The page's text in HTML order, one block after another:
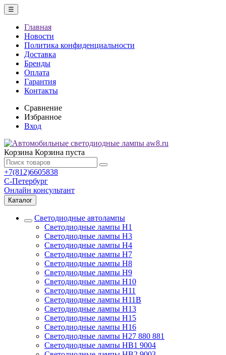
☰
Главная
Новости
Политика конфиденциальности
Доставка
Бренды
Оплата
Гарантия
Контакты
Сравнение
Избранное
Вход
Корзина Корзина пуста
+7(812)6605838
С-Петербург
Онлайн консультант
Каталог
Светодиодные автолампы
Светодиодные лампы H1
Светодиодные лампы H3
Светодиодные лампы H4
Светодиодные лампы H7
Светодиодные лампы H8
Светодиодные лампы H9
Светодиодные лампы H10
Светодиодные лампы H11
Светодиодные лампы H11B
Светодиодные лампы H13
Светодиодные лампы H15
Светодиодные лампы H16
Светодиодные лампы H27 880 881
Светодиодные лампы HB1 9004